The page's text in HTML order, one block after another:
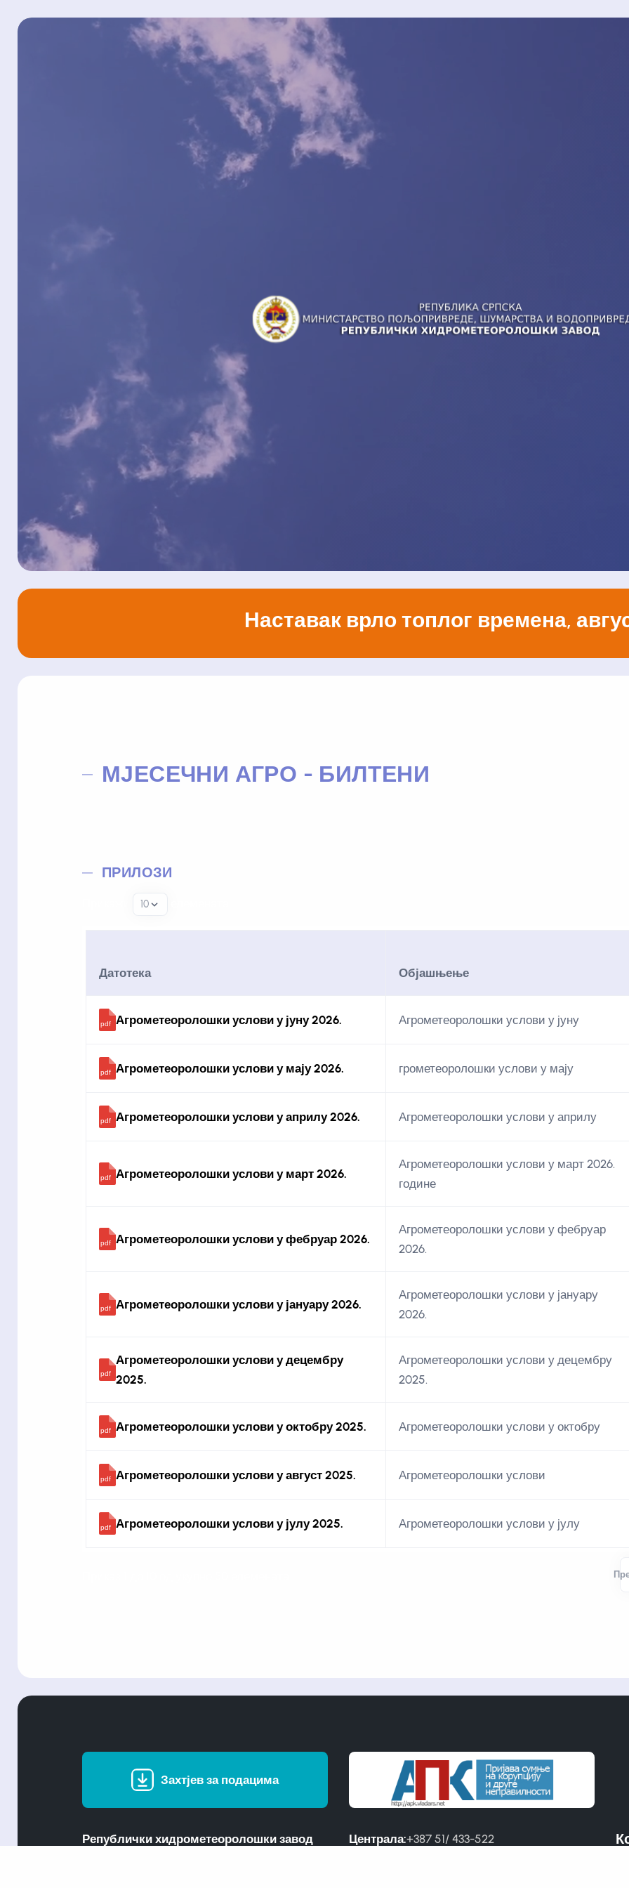
Наставак врло топлог времена,
МЈЕСЕЧНИ АГРО - БИЛТЕНИ
ПРИЛОЗИ
Датотека Објашњење
Агрометеоролошки услови у јуну 2026. Агрометеоролошки услови у јуну
Агрометеоролошки услови у мају 2026. грометеоролошки услови у мају
Агрометеоролошки услови у априлу 2026. Агрометеоролошки услови у априлу
Агрометеоролошки услови у март 2026.
Агрометеоролошки услови у март 2026.
године
Агрометеоролошки услови у фебруар 2026.
Агрометеоролошки услови у фебруар
2026.
Агрометеоролошки услови у јануару 2026.
Агрометеоролошки услови у јануару
2026.
Агрометеоролошки услови у децембру
2025.
Агрометеоролошки услови у децембру
2025.
Агрометеоролошки услови у октобру 2025. Агрометеоролошки услови у октобру
Агрометеоролошки услови у август 2025. Агрометеоролошки услови
Агрометеоролошки услови у јулу 2025. Агрометеоролошки услови у јулу
Захтјев за подацима
Републички хидрометеоролошки завод
Централа:+387 51/ 433-522